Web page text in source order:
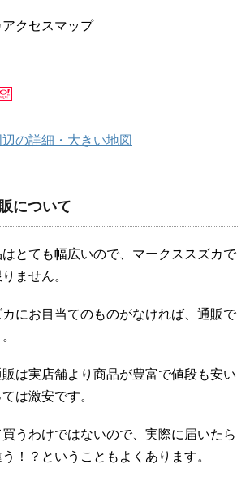
の詳細・大きい地図
について
とても幅広いので、マークススズカで
ません。
にお目当てのものがなければ、通販で
は実店舗より商品が豊富で値段も安い
は激安です。
うわけではないので、実際に届いたら
！？ということもよくあります。